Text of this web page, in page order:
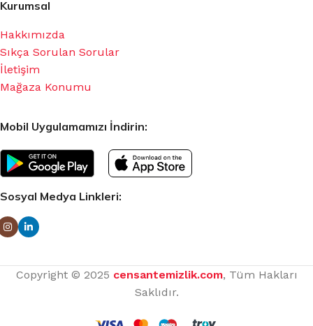
Kurumsal
Hakkımızda
Sıkça Sorulan Sorular
İletişim
Mağaza Konumu
Mobil Uygulamamızı İndirin:
Sosyal Medya Linkleri:
Copyright © 2025 censantemizlik.com, Tüm Hakları
Saklıdır.